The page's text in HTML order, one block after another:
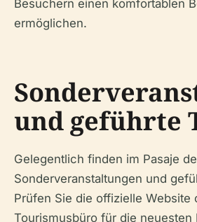
Besuchern einen komfortablen
ermöglichen.
und geführte
Gelegentlich finden im Pasaje
Sonderveranstaltungen und
Prüfen Sie die offizielle Website
Tourismusbüro für die neuesten